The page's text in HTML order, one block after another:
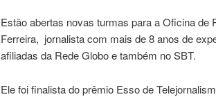
Estão abertas novas turmas para a Oficina de
Ferreira, jornalista com mais de 8 anos de
afiliadas da Rede Globo e também no SBT.
Ele foi finalista do prêmio Esso de